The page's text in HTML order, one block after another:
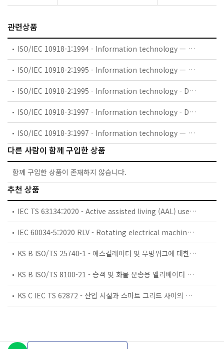
관련상품
ISO/IEC 10918-1:1994 - Information technology — Digital compression and coding of continuous-tone still images: Requirements and guidelines
ISO/IEC 10918-2:1995 - Information technology — Digital compression and coding of continuous-tone still images: Compliance testing
ISO/IEC 10918-2:1995 - Information technology - Digital compression and coding of continuous-tone still images: Compliance testing
ISO/IEC 10918-3:1997 - Information technology - Digital compression and coding of continuous-tone still images: Extensions
ISO/IEC 10918-3:1997 - Information technology — Digital compression and coding of continuous-tone still images: Extensions
다른 사람이 함께 구입한 상품
함께 구입한 상품이 존재하지 않습니다.
추천 상품
IEC TS 63134:2020 - Active assisted living (AAL) use cases
IEC 60034-5:2020 RLV - Rotating electrical machines - Part 5: Degrees of protection provided by the integral design of rotating electrical machines (IP code) - Classification
KS B ISO/TS 25740-1 - 에스컬레이터 및 무빙워크에 대한 안전요건 — 제1부: 세계공통 필수 안전요건(GESRs)
KS B ISO/TS 8100-21 - 승객 및 화물 운송용 엘리베이터 —제21부: 세계공통 필수안전요건(GESRs)을 충족하는 세계공통 안전 파라미터(GSPs)
KS C IEC TS 62872 - 산업 시설과 스마트 그리드 사이의 산업 공정 측정, 제어 및 자동화 시스템 인터페이스